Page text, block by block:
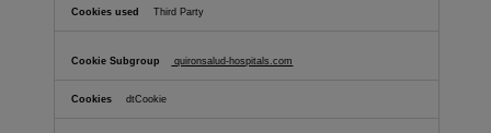
Third Party
quironsalud-hospitals.com
dtCookie